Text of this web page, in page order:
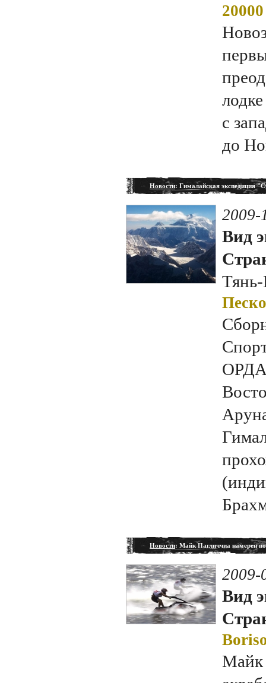
20000
с
до
Новости: Гималайская экспедиция
2009-
Вид
ОРДА
Новости: Майк Пагличчиа намерен
2009-
Вид
Майк